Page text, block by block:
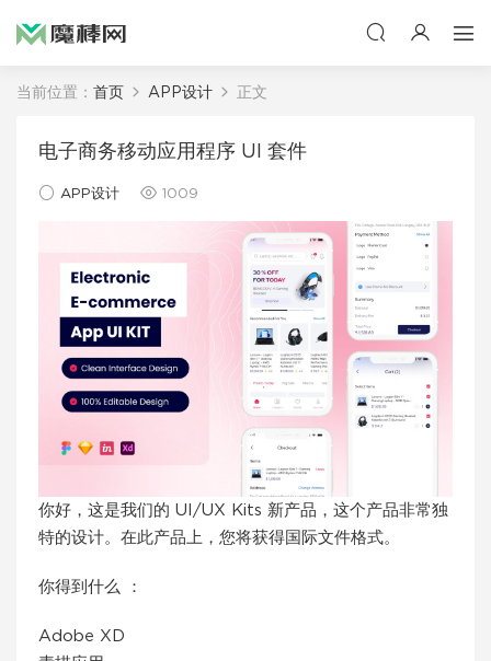
当前位置： 首页 APP设计 正文
电子商务移动应用程序 UI 套件
APP设计 1009
你好，这是我们的 UI/UX Kits 新产品，这个产品非常独
特的设计。在此产品上，您将获得国际文件格式。
你得到什么 ：
Adobe XD